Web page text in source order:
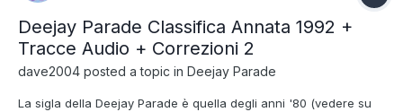
Deejay Parade Classifica Annata 1992 +
Tracce Audio + Correzioni 2
dave2004 posted a topic in Deejay Parade
La sigla della Deejay Parade è quella degli anni '80 (vedere su